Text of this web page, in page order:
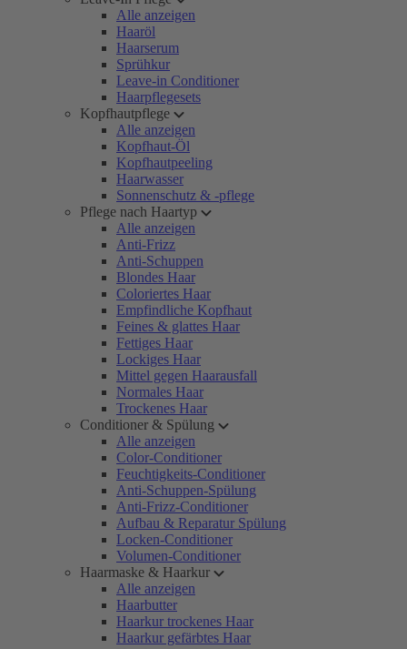
Alle anzeigen
Haaröl
Haarserum
Sprühkur
Leave-in Conditioner
Haarpflegesets
Kopfhautpflege
Alle anzeigen
Kopfhaut-Öl
Kopfhautpeeling
Haarwasser
Sonnenschutz & -pflege
Pflege nach Haartyp
Alle anzeigen
Anti-Frizz
Anti-Schuppen
Blondes Haar
Coloriertes Haar
Empfindliche Kopfhaut
Feines & glattes Haar
Fettiges Haar
Lockiges Haar
Mittel gegen Haarausfall
Normales Haar
Trockenes Haar
Conditioner & Spülung
Alle anzeigen
Color-Conditioner
Feuchtigkeits-Conditioner
Anti-Schuppen-Spülung
Anti-Frizz-Conditioner
Aufbau & Reparatur Spülung
Locken-Conditioner
Volumen-Conditioner
Haarmaske & Haarkur
Alle anzeigen
Haarbutter
Haarkur trockenes Haar
Haarkur gefärbtes Haar